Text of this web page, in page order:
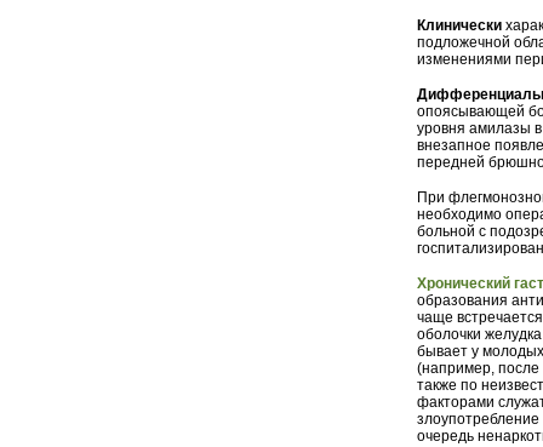
Клинически
подложечной
изменениями
опоясывающей
уровня амилазы
внезапное
передней
При
необходимо
больной с
Хронический
образования
чаще
оболочки
бывает у
(например,
также по
факторами
очередь